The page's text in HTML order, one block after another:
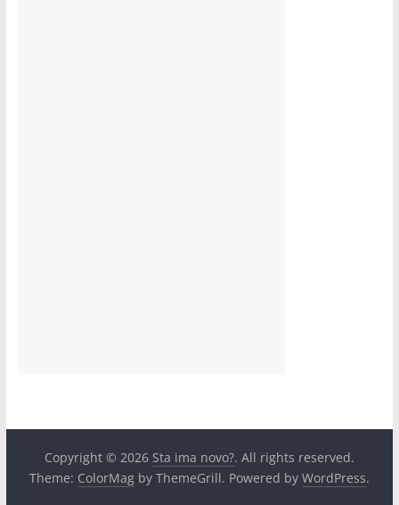
Copyright © 2026 Sta ima novo?. All rights reserved.
Theme: ColorMagby ThemeGrill. Powered by WordPress.